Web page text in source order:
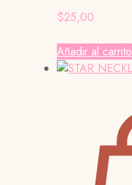
$25,00
Añadir al carrito